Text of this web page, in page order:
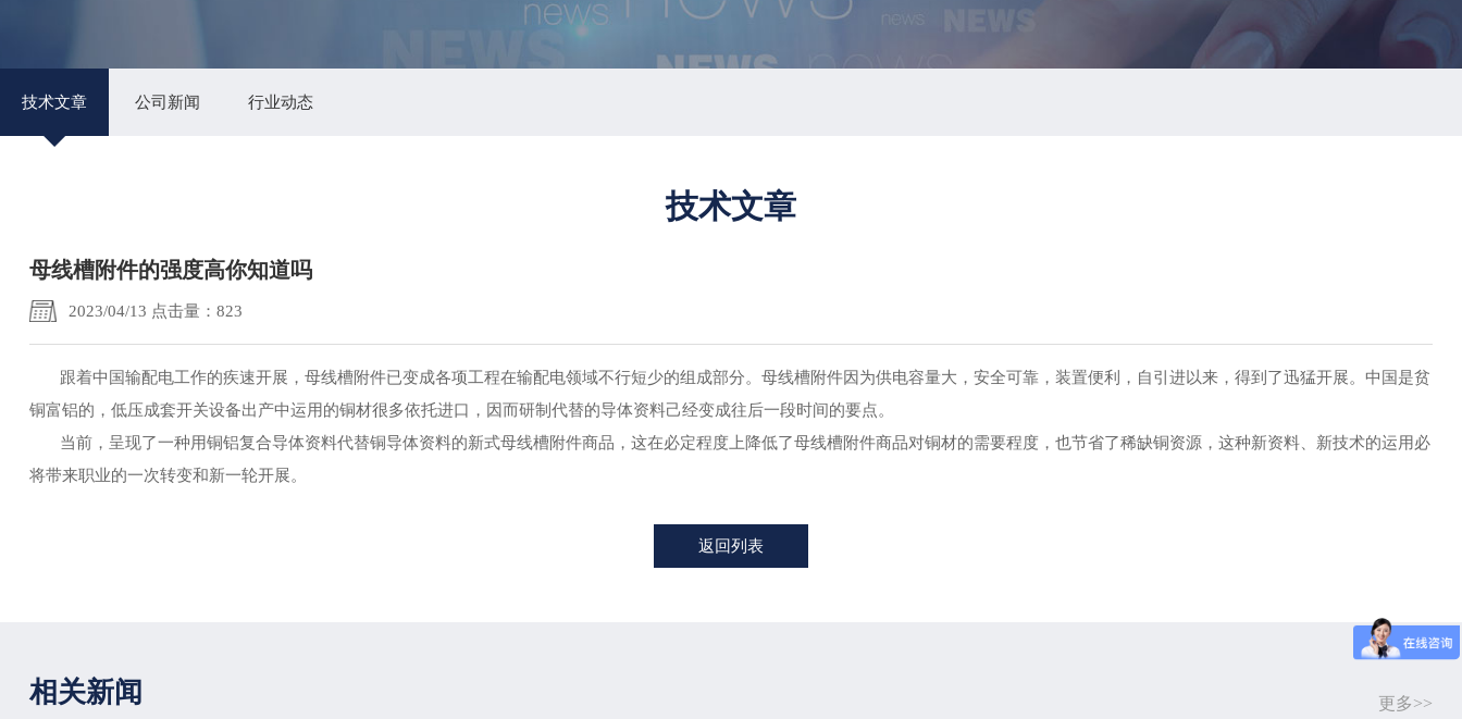
技术文章 公司新闻 行业动态
技术文章
母线槽附件的强度高你知道吗
2023/04/13 点击量：823
跟着中国输配电工作的疾速开展，母线槽附件已变成各项工程在输配电领域不行短少的组成部分。母线槽附件因为供电容量大，安全可靠，装置便利，自引进以来，得到了迅猛开展。中国是贫
铜富铝的，低压成套开关设备出产中运用的铜材很多依托进口，因而研制代替的导体资料己经变成往后一段时间的要点。
当前，呈现了一种用铜铝复合导体资料代替铜导体资料的新式母线槽附件商品，这在必定程度上降低了母线槽附件商品对铜材的需要程度，也节省了稀缺铜资源，这种新资料、新技术的运用必
将带来职业的一次转变和新一轮开展。
返回列表
更多>>
相关新闻